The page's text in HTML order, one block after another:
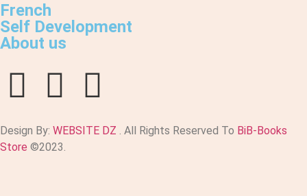
French
Self Development
About us
Design By: WEBSITE DZ . All Rights Reserved To BiB-Books
Store ©2023.